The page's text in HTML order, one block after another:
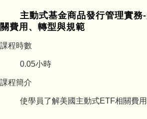
主動式基金商品發行管理實務
關費用、轉型與規範
課程時數
0.05小時
課程簡介
使學員了解美國主動式ETF相關費用